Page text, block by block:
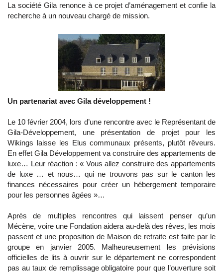
La société Gila renonce à ce projet d’aménagement et confie la
recherche à un nouveau chargé de mission.
Un partenariat avec Gila développement !
Le 10 février 2004, lors d’une rencontre avec le Représentant de
Gila-Développement, une présentation de projet pour les
Wikings laisse les Elus communaux présents, plutôt rêveurs.
En effet Gila Développement va construire des appartements de
luxe… Leur réaction : « Vous allez construire des appartements
de luxe … et nous… qui ne trouvons pas sur le canton les
finances nécessaires pour créer un hébergement temporaire
pour les personnes âgées »…
Après de multiples rencontres qui laissent penser qu’un
Mécène, voire une Fondation aidera au-delà des rêves, les mois
passent et une proposition de Maison de retraite est faite par le
groupe en janvier 2005. Malheureusement les prévisions
officielles de lits à ouvrir sur le département ne correspondent
pas au taux de remplissage obligatoire pour que l’ouverture soit